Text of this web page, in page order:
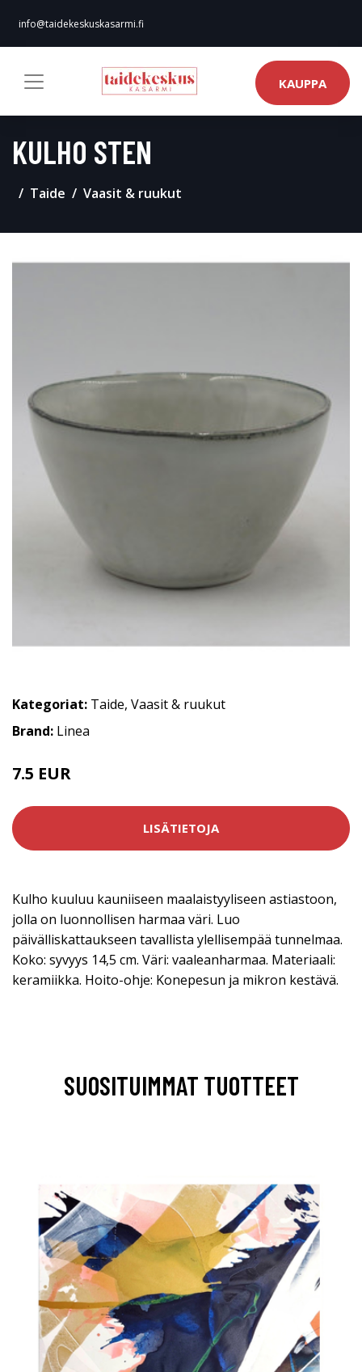
info@taidekeskuskasarmi.fi
KAUPPA
KULHO STEN
Taide Vaasit & ruukut
Kategoriat: Taide, Vaasit & ruukut
Brand: Linea
7.5 EUR
LISÄTIETOJA
Kulho kuuluu kauniiseen maalaistyyliseen astiastoon,
jolla on luonnollisen harmaa väri. Luo
päivälliskattaukseen tavallista ylellisempää tunnelmaa.
Koko: syvyys 14,5 cm. Väri: vaaleanharmaa. Materiaali:
keramiikka. Hoito-ohje: Konepesun ja mikron kestävä.
SUOSITUIMMAT TUOTTEET